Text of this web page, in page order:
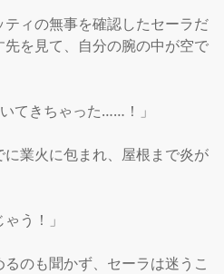
ィの無事を確認したセーラだ
を見て、自分の腕の中が空で
てきちゃった……！」
業火に包まれ、屋根まで炎が
う！」
のも聞かず、セーラは迷うこ